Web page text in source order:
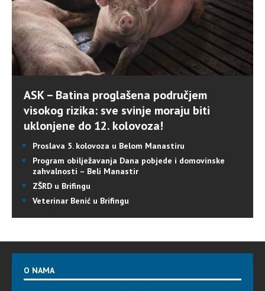
ASK – Batina proglašena područjem
visokog rizika: sve svinje moraju biti
uklonjene do 12. kolovoza!
Proslava 5. kolovoza u Belom Manastiru
Program obilježavanja Dana pobjede i domovinske
zahvalnosti – Beli Manastir
ZŠRD u Brifingu
Veterinar Benić u Brifingu
O NAMA